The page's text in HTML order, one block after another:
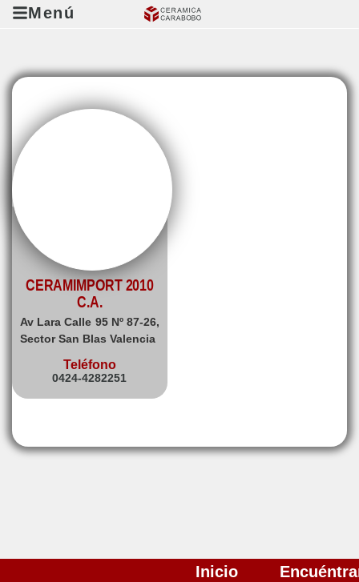
Menú
CERAMIMPORT 2010
C.A.
Av Lara Calle 95 Nº 87-26,
Sector San Blas Valencia
Teléfono
0424-4282251
Inicio